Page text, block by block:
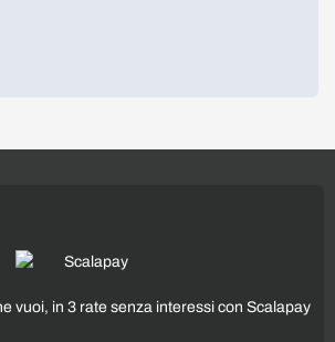
vuoi, in 3 rate senza interessi con Scalapay